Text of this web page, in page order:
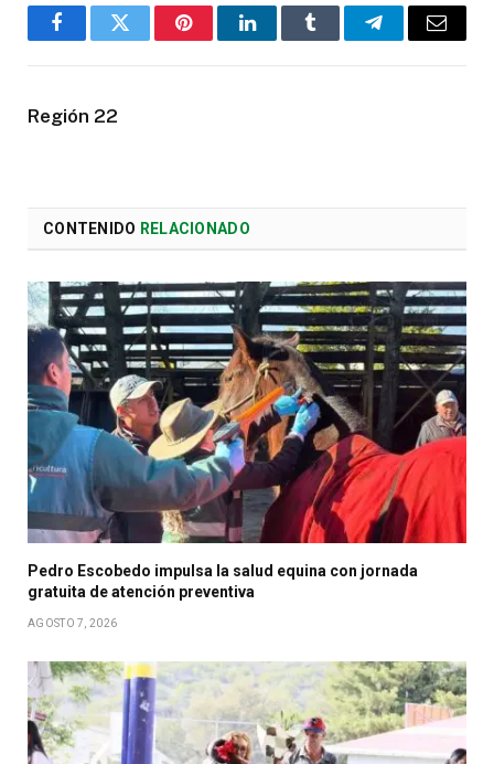
FacebookTwitter PinterestLinkedInTumblr TelegramEmail
Región 22
CONTENIDO RELACIONADO
Pedro Escobedo impulsa la salud equina con jornada
gratuita de atención preventiva
AGOSTO 7, 2026